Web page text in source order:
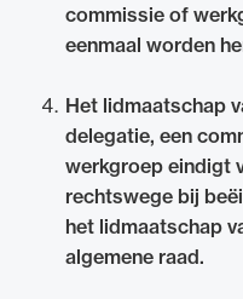
commissie of
eenmaal worden
Het lidmaatschap
delegatie, een
werkgroep eindigt
rechtswege bij
het lidmaatschap
algemene raad.